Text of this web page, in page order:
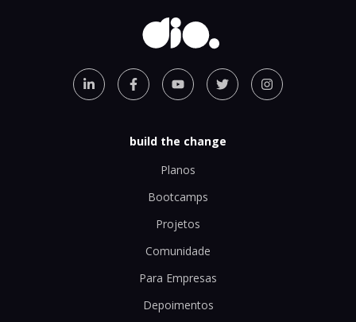
build the change
Planos
Bootcamps
Projetos
Comunidade
Para Empresas
Depoimentos